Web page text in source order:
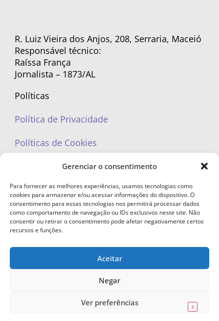
Gerenciar o consentimento
Para fornecer as melhores experiências, usamos tecnologias como
cookies para armazenar e/ou acessar informações do dispositivo. O
consentimento para essas tecnologias nos permitirá processar dados
como comportamento de navegação ou IDs exclusivos neste site. Não
consentir ou retirar o consentimento pode afetar negativamente certos
recursos e funções.
Aceitar
Negar
Ver preferências
R. Luiz Vieira dos Anjos, 208, Serraria, Maceió
Responsável técnico:
Raíssa França
Jornalista – 1873/AL
Políticas
Política de Privacidade
Políticas de Cookies
portaleufemea@gmail.com
© Copyright 2023 - Todos os direitos reservados. Proibida cópia total ou
parcial sem autorização.
X